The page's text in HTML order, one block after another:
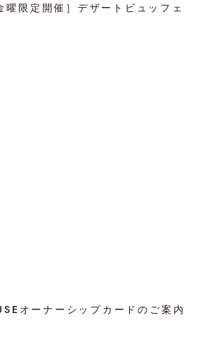
限定開催］デザートビュッフェ
オーナーシップカードのご案内